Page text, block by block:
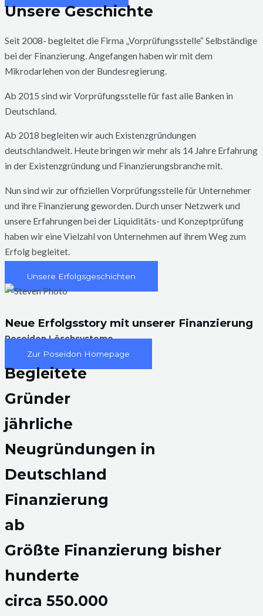
Unsere Geschichte
Seit 2008- begleitet die Firma „Vorprüfungsstelle“ Selbständige
bei der Finanzierung. Angefangen haben wir mit dem
Mikrodarlehen von der Bundesregierung.
Ab 2015 sind wir Vorprüfungsstelle für fast alle Banken in
Deutschland.
Ab 2018 begleiten wir auch Existenzgründungen
deutschlandweit. Heute bringen wir mehr als 14 Jahre Erfahrung
in der Existenzgründung und Finanzierungsbranche mit.
Nun sind wir zur offiziellen Vorprüfungsstelle für Unternehmer
und ihre Finanzierung geworden. Durch unser Netzwerk und
unsere Erfahrungen bei der Liquiditäts- und Konzeptprüfung
haben wir eine Vielzahl von Unternehmen auf ihrem Weg zum
Erfolg begleitet.
Unsere Erfolgsgeschichten
Neue Erfolgsstory mit unserer Finanzierung
Poseidon Löschsysteme
Zur Poseidon Homepage
Begleitete
Gründer
jährliche
Neugründungen in
Deutschland
Finanzierung
ab
Größte Finanzierung bisher
hunderte
circa 550.000